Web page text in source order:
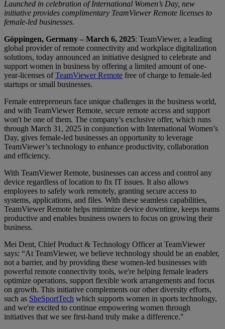
Launched in celebration of International Women’s Day, new
initiative provides complimentary TeamViewer Remote licenses to
female-led businesses.
Göppingen, Germany – March 6, 2025: TeamViewer, a leading
global provider of remote connectivity and workplace digitalization
solutions, today announced an initiative designed to celebrate and
support women in business by offering a limited amount of one-
year-licenses ofTeamViewer Remote free of charge to female-led
startups or small businesses.
Female entrepreneurs face unique challenges in the business world,
and with TeamViewer Remote, secure remote access and support
won't be one of them. The company’s exclusive offer, which runs
through March 31, 2025 in conjunction with International Women’s
Day, gives female-led businesses an opportunity to leverage
TeamViewer’s technology to enhance productivity, collaboration
and efficiency.
With TeamViewer Remote, businesses can access and control any
device regardless of location to fix IT issues. It also allows
employees to safely work remotely, granting secure access to
systems, applications, and files. With these seamless capabilities,
TeamViewer Remote helps minimize device downtime, keeps teams
productive and enables business owners to focus on growing their
business.
Mei Dent, Chief Product & Technology Officer at TeamViewer
says: “At TeamViewer, we believe technology should be an enabler,
not a barrier, and by providing these women-led businesses with
powerful remote connectivity tools, we're helping female leaders
optimize operations, support flexible work arrangements and focus
on growth. This initiative complements our other diversity efforts,
such as SheSportTech which supports women in sports technology,
and we're excited to continue empowering women through
initiatives that we see first-hand truly make a difference."